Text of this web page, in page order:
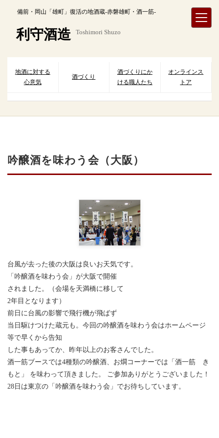
備前・岡山「雄町」復活の地酒蔵-赤磐雄町・酒一筋-
利守酒造 Toshimori Shuzo
地酒に対する
心意気
酒づくり
酒づくりにか
ける職人たち
オンラインス
トア
吟醸酒を味わう会（大阪）
台風が去った後の大阪は良いお天気です。
「吟醸酒を味わう会」が大阪で開催
されました。（会場を天満橋に移して
2年目となります）
前日に台風の影響で飛行機が飛ばず
当日駆けつけた蔵元も。 今回の吟醸酒を味わう会はホームページ
等で早くから告知
した事もあってか、昨年以上のお客さんでした。
酒一筋ブースでは4種類の吟醸酒、お燗コーナーでは「酒一筋 き
もと」 を味わって頂きました。 ご参加ありがとうございました！
28日は東京の「吟醸酒を味わう会」でお待ちしています。